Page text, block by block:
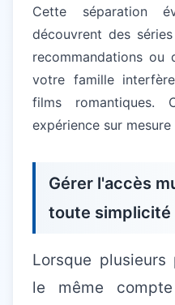
Cette séparation
découvrent des
recommandations
votre famille
films romantiques.
expérience sur
Gérer l'accès
toute simplicité
Lorsque plusieurs
le même